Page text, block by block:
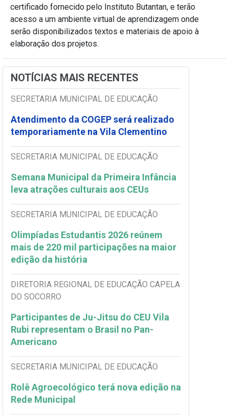
certificado fornecido pelo Instituto Butantan, e terão
acesso a um ambiente virtual de aprendizagem onde
serão disponibilizados textos e materiais de apoio à
elaboração dos projetos.
NOTÍCIAS MAIS RECENTES
SECRETARIA MUNICIPAL DE EDUCAÇÃO
Atendimento da COGEP será realizado
temporariamente na Vila Clementino
SECRETARIA MUNICIPAL DE EDUCAÇÃO
Semana Municipal da Primeira Infância
leva atrações culturais aos CEUs
SECRETARIA MUNICIPAL DE EDUCAÇÃO
Olimpíadas Estudantis 2026 reúnem
mais de 220 mil participações na maior
edição da história
DIRETORIA REGIONAL DE EDUCAÇÃO CAPELA
DO SOCORRO
Participantes de Ju-Jitsu do CEU Vila
Rubi representam o Brasil no Pan-
Americano
SECRETARIA MUNICIPAL DE EDUCAÇÃO
Rolê Agroecológico terá nova edição na
Rede Municipal